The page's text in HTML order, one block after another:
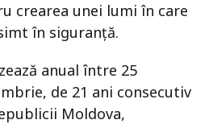
crearea unei lumi în care
în siguranță.
anual între 25
de 21 ani consecutiv
Moldova,